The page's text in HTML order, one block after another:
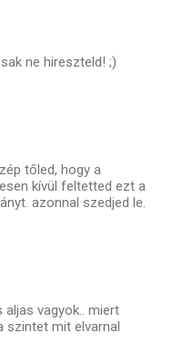
ne hireszteld! ;)
tőled, hogy a
kívül feltetted ezt a
azonnal szedjed le.
aljas vagyok.. miert
szintet mit elvarnal